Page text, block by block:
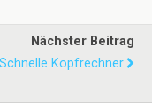
Nächster Beitrag
Schnelle Kopfrechner